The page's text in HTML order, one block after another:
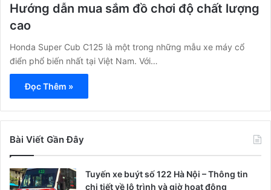
Hướng dẫn mua sắm đồ chơi độ chất lượng
cao
Honda Super Cub C125 là một trong những mẫu xe máy cổ
điển phổ biến nhất tại Việt Nam. Với…
Đọc Thêm »
Bài Viết Gần Đây
Tuyến xe buýt số 122 Hà Nội – Thông tin
chi tiết về lộ trình và giờ hoạt động